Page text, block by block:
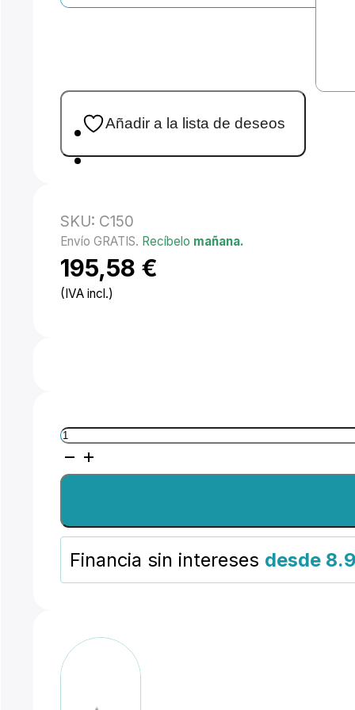
Añadir a la lista de deseos
SKU: C150
Envío GRATIS. Recíbelo mañana.
195,58 €
(IVA incl.)
Avenger
Pinza
giratoria
tipo
C
cantidad
Financia sin intereses desde